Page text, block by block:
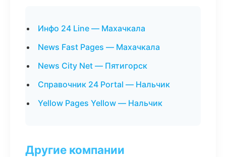
Инфо 24 Line — Махачкала
News Fast Pages — Махачкала
News City Net — Пятигорск
Справочник 24 Portal — Нальчик
Yellow Pages Yellow — Нальчик
Другие компании